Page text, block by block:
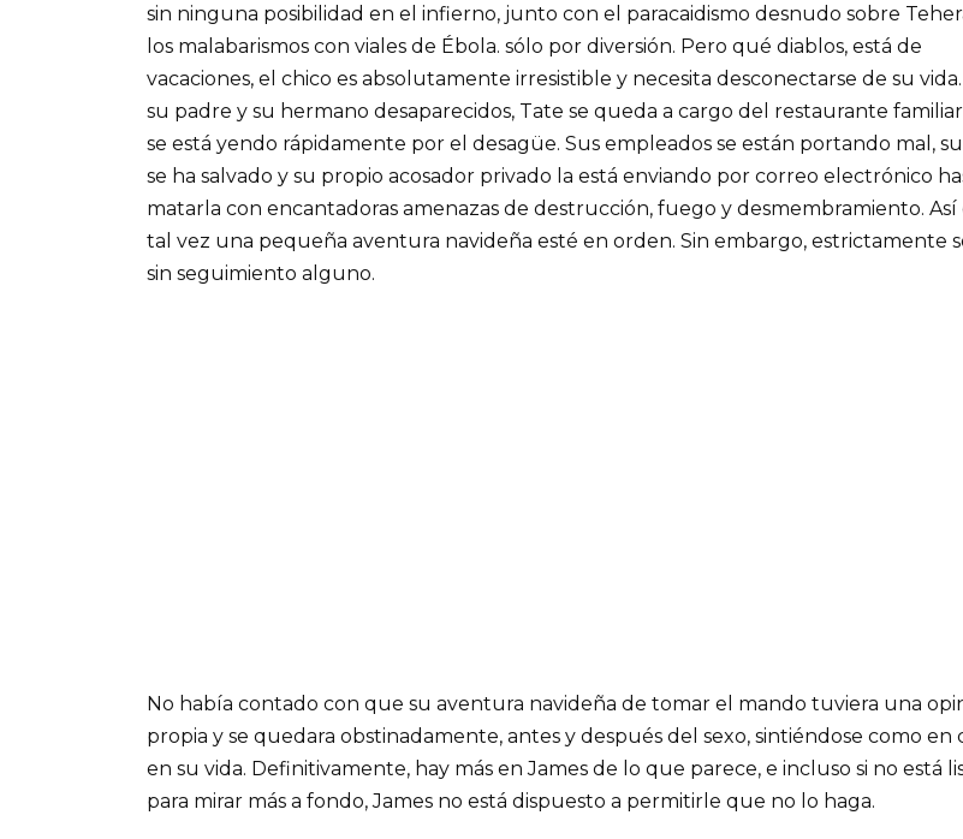
sin ninguna posibilidad en el infierno, junto con el paracaidismo desnudo sobre
los malabarismos con viales de Ébola. sólo por diversión. Pero qué diablos, está de
vacaciones, el chico es absolutamente irresistible y necesita desconectarse de su
su padre y su hermano desaparecidos, Tate se queda a cargo del restaurante
se está yendo rápidamente por el desagüe. Sus empleados se están portando mal,
se ha salvado y su propio acosador privado la está enviando por correo electrónico
matarla con encantadoras amenazas de destrucción, fuego y desmembramiento. Así
tal vez una pequeña aventura navideña esté en orden. Sin embargo, estrictamente
sin seguimiento alguno.
No había contado con que su aventura navideña de tomar el mando tuviera una
propia y se quedara obstinadamente, antes y después del sexo, sintiéndose como en
en su vida. Definitivamente, hay más en James de lo que parece, e incluso si no está
para mirar más a fondo, James no está dispuesto a permitirle que no lo haga.